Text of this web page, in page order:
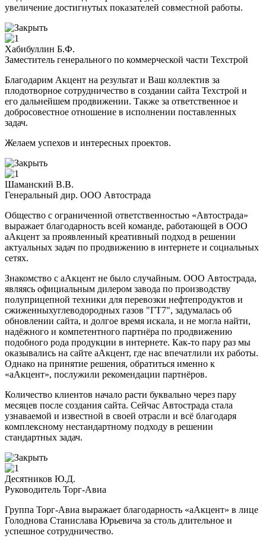
увеличение достигнутых показателей совместной работы.
Хабибуллин Б.Ф.
Заместитель генерального по коммерческой части Техстрой
Благодарим Акцент на результат и Ваш коллектив за
плодотворное сотрудничество в создании сайта Техстрой и
его дальнейшем продвижении. Также за ответственное и
добросовестное отношение в исполнении поставленных
задач.
Желаем успехов и интересных проектов.
Шаманский В.В.
Генеральный дир. ООО Автострада
Общество с ограниченной ответственностью «Автострада»
выражает благодарность всей команде, работающей в ООО
аАкцент за проявленный креативный подход в решении
актуальных задач по продвижению в интернете и социальных
сетях.
Знакомство с аАкцент не было случайным. ООО Автострада,
являясь официальным дилером завода по производству
полуприцепной техники для перевозки нефтепродуктов и
сжиженныхуглеводородных газов "ГТ7", задумалась об
обновлении сайта, и долгое время искала, и не могла найти,
надёжного и компетентного партнёра по продвижению
подобного рода продукции в интернете. Как-то пару раз мы
оказывались на сайте аАкцент, где нас впечатлили их работы.
Однако на принятие решения, обратиться именно к
«аАкцент», послужили рекомендации партнёров.
Количество клиентов начало расти буквально через пару
месяцев после создания сайта. Сейчас Автострада стала
узнаваемой и известной в своей отрасли и всё благодаря
комплексному нестандартному подходу в решении
стандартных задач.
Десятников Ю.Д.
Руководитель Торг-Авиа
Группа Торг-Авиа выражает благодарность «аАкцент» в лице
Голоднова Станислава Юрьевича за столь длительное и
успешное сотрудничество.